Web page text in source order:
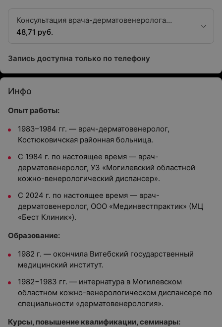
Консультация врача-дерматовенеролога
высшей квалификационной категории
48,71 руб.
Запись доступна только по телефону
Инфо
Опыт работы:
1983–1984 гг. — врач-дерматовенеролог,
Костюковичская районная больница.
С 1984 г. по настоящее время — врач-
дерматовенеролог, УЗ «Могилевский областной
кожно-венерологический диспансер».
С 2024 г. по настоящее время — врач-
дерматовенеролог, ООО «Мединвестпрактик» (МЦ
«Бест Клиник»).
Образование:
1982 г. — окончила Витебский государственный
медицинский институт.
1982−1983 гг. — интернатура в Могилевском
областном кожно-венерологическом диспансере по
специальности «дерматовенерология».
Курсы, повышение квалификации, семинары: